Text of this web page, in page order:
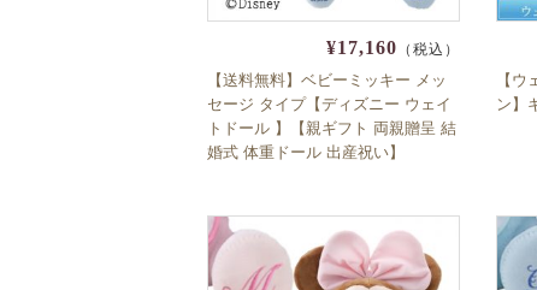
¥17,160 （税込）
【送料無料】ベビーミッキー メッ
セージ タイプ【ディズニー ウェイ
トドール 】【親ギフト 両親贈呈 結
婚式 体重ドール 出産祝い】
【
ン】